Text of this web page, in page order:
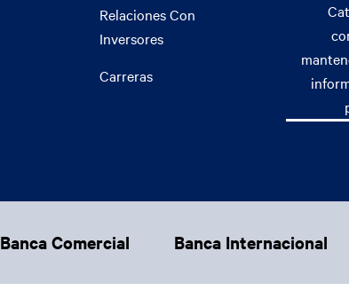
Relaciones Con
Inversores
Carreras
Banca Comercial Banca Internacional